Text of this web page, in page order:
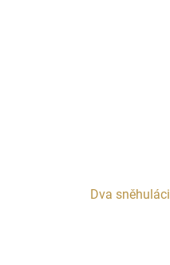
Dva